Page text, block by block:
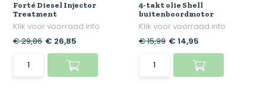
Forté Diesel Injector
Treatment
Klik voor voorraad info
€ 29,86 € 26,85
4-takt olie Shell
buitenboordmotor
Klik voor voorraad info
€ 15,99 € 14,95